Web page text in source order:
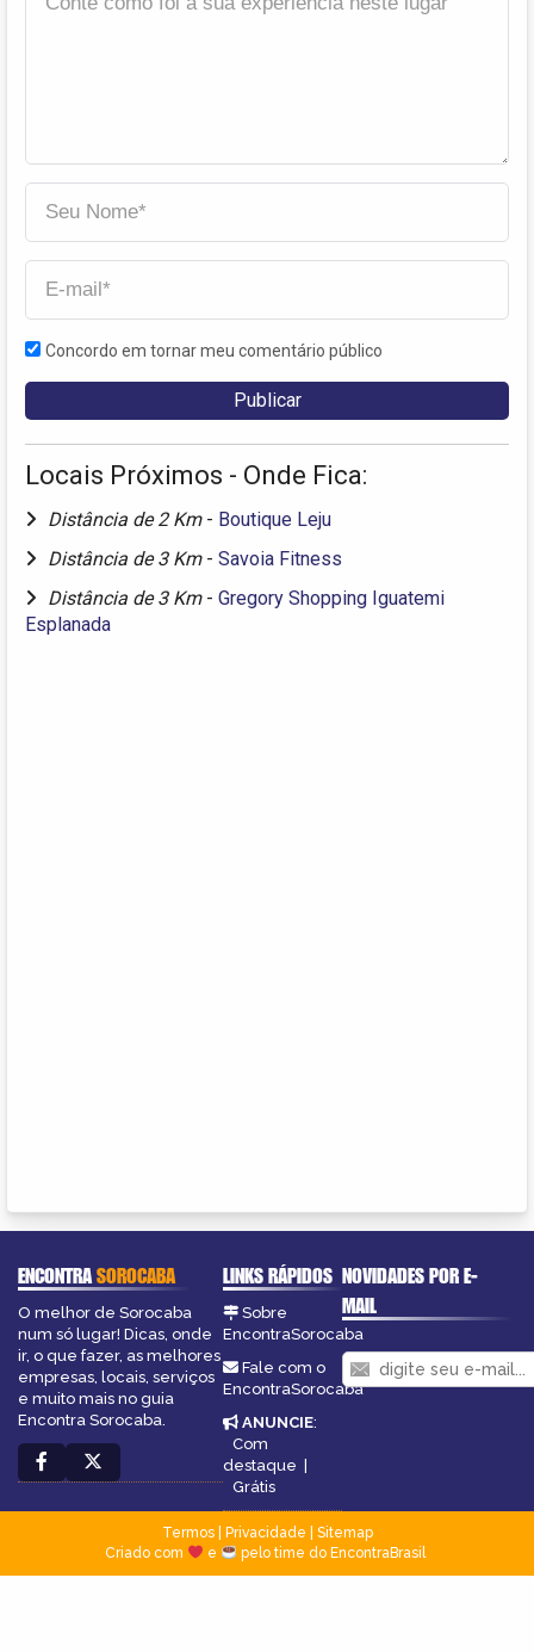
Concordo em tornar meu comentário público
Locais Próximos - Onde Fica:
Distância de 2 Km - Boutique Leju
Distância de 3 Km - Savoia Fitness
Distância de 3 Km - Gregory Shopping Iguatemi
Esplanada
ENCONTRASOROCABA
O melhor de Sorocaba
num só lugar! Dicas, onde
ir, o que fazer, as melhores
empresas, locais, serviços
e muito mais no guia
Encontra Sorocaba.
LINKS RÁPIDOS
Sobre
EncontraSorocaba
Fale com o
EncontraSorocaba
ANUNCIE:
Com
destaque |
Grátis
NOVIDADES POR E-
MAIL
Termos| Privacidade
Sitemap
Criado com
e pelo time do EncontraBrasil